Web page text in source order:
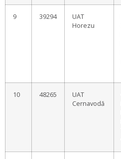
9 39294
UAT
Horezu
10 48265
UAT
Cernavodă